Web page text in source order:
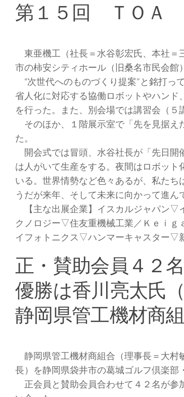
第１５回 ＴＯＡ
東亜機工（社長＝水谷彰宏氏、本社
市の柿安シティホール（旧桑名市民会館
“次世代へのものづくり提案”と銘打っ
省人化に対応する協働ロボットやハン
を行った。また、別会場では講習会（５
そのほか、１階展示室で「先を見据え
た。
開会式では冒頭、水谷社長が「先日開
は人がいて生産をする。夜間はロボッ
いる。世界情勢など色々あるが、私た
うだが来年、そして未来に向かって進ん
【主な出展企業】イスカルジャパン▽
クノロジー▽住友重機械工業／Ｋｅｉ
イフォトニクス▽ハンマーキャスター▽
正・賛助会員４２
優勝は香川亮太氏
静岡県管工機材商
静岡県管工機材商組合（理事長＝大村
長）を静岡県袋井市の葛城ゴルフ倶楽部
正会員と賛助会員合わせて４２名が参